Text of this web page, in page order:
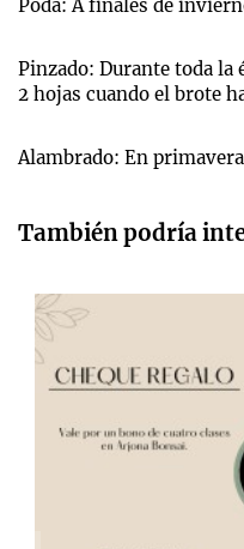
Poda: A finales de
Pinzado: Durante toda la
2 hojas cuando el brote
Alambrado: En
También podría